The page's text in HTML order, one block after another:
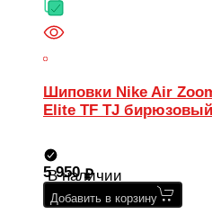
Шиповки Nike Air
Elite TF TJ бирюзовый
В наличии
5 950
Добавить в корзину